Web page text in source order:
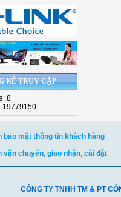
KÊ TRUY CẬP
8
19779150
bảo mật thông tin khách hàng
vận chuyển, giao nhận, cài đặt
CÔNG TY TNHH TM & PT